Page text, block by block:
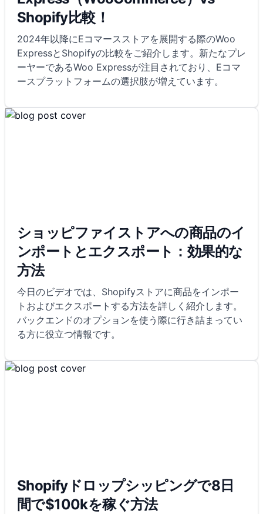
Shopify比較！
2024年以降にEコマースストアを展開する際のWoo
ExpressとShopifyの比較をご紹介します。新たなプレ
ーヤーであるWoo Expressが注目されており、Eコマ
ースプラットフォームの選択肢が増えています。
ショッピファイストアへの商品のイ
ンポートとエクスポート：効果的な
方法
今日のビデオでは、Shopifyストアに商品をインポー
トおよびエクスポートする方法を詳しく紹介します。
バックエンドのオプションを使う際に行き詰まってい
る方に役立つ情報です。
Shopifyドロップシッピングで8日
間で$100kを稼ぐ方法